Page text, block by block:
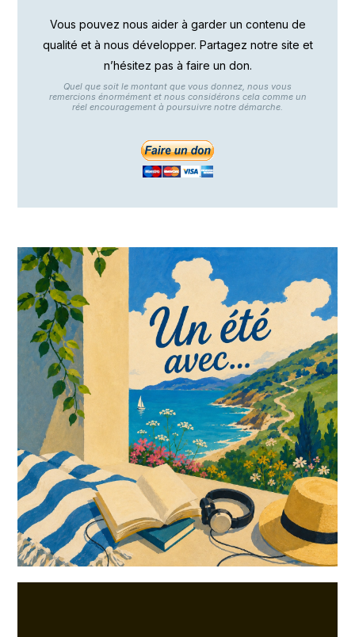
Vous pouvez nous aider à garder un contenu de
qualité et à nous développer. Partagez notre site et
n’hésitez pas à faire un don.
Quel que soit le montant que vous donnez, nous vous
remercions énormément et nous considérons cela comme un
réel encouragement à poursuivre notre démarche.